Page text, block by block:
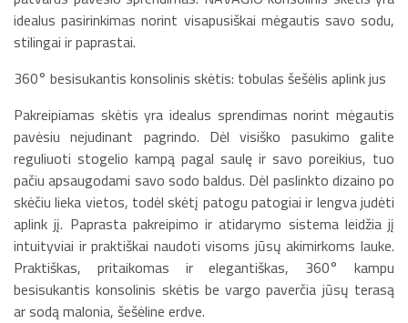
idealus pasirinkimas norint visapusiškai mėgautis savo sodu,
stilingai ir paprastai.
360° besisukantis konsolinis skėtis: tobulas šešėlis aplink jus
Pakreipiamas skėtis yra idealus sprendimas norint mėgautis
pavėsiu nejudinant pagrindo. Dėl visiško pasukimo galite
reguliuoti stogelio kampą pagal saulę ir savo poreikius, tuo
pačiu apsaugodami savo sodo baldus. Dėl paslinkto dizaino po
skėčiu lieka vietos, todėl skėtį patogu patogiai ir lengva judėti
aplink jį. Paprasta pakreipimo ir atidarymo sistema leidžia jį
intuityviai ir praktiškai naudoti visoms jūsų akimirkoms lauke.
Praktiškas, pritaikomas ir elegantiškas, 360° kampu
besisukantis konsolinis skėtis be vargo paverčia jūsų terasą
ar sodą malonia, šešėline erdve.